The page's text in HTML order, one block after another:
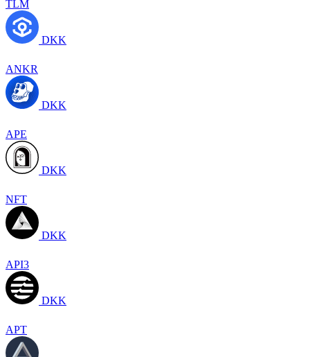
TLM
DKK
ANKR
DKK
APE
DKK
NFT
DKK
API3
DKK
APT